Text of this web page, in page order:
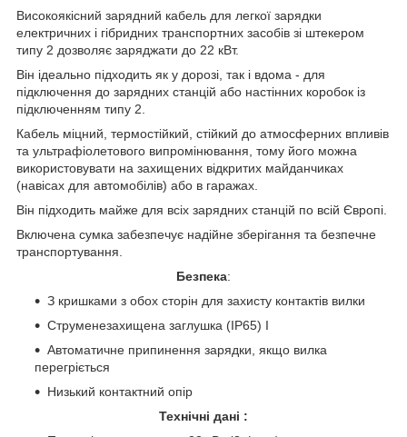
Високоякісний зарядний кабель для легкої зарядки
електричних і гібридних транспортних засобів зі штекером
типу 2 дозволяє заряджати до 22 кВт.
Він ідеально підходить як у дорозі, так і вдома - для
підключення до зарядних станцій або настінних коробок із
підключенням типу 2.
Кабель міцний, термостійкий, стійкий до атмосферних впливів
та ультрафіолетового випромінювання, тому його можна
використовувати на захищених відкритих майданчиках
(навісах для автомобілів) або в гаражах.
Він підходить майже для всіх зарядних станцій по всій Європі.
Включена сумка забезпечує надійне зберігання та безпечне
транспортування.
Безпека:
З кришками з обох сторін для захисту контактів вилки
Струменезахищена заглушка (IP65) I
Автоматичне припинення зарядки, якщо вилка
перегріється
Низький контактний опір
Технічні дані :